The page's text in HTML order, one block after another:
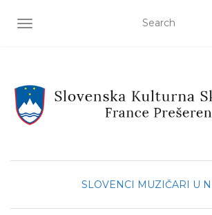
TOGGLE NAVIGATION
SLOVENCI MUZIČARI U